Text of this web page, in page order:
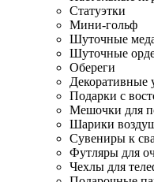
Статуэтки
Мини-гольф
Шуточные
Шуточные
Обереги
Декоративные
Подарки с
Мешочки для
Шарики
Сувениры к
Футляры для
Чехлы для